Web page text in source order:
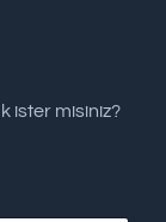
ister misiniz?